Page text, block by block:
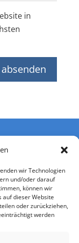
wir Technologien
und/oder darauf
können wir
auf dieser Website
oder zurückziehen,
werden
in